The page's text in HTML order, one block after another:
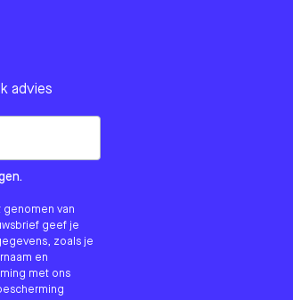
advies
genomen van
geef je
zoals je
en
met ons